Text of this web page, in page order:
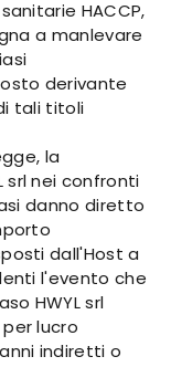
HACCP,
a manlevare
derivante
tali titoli
la
srl nei confronti
danno diretto
dall'Host a
l'evento che
HWYL srl
lucro
indiretti o